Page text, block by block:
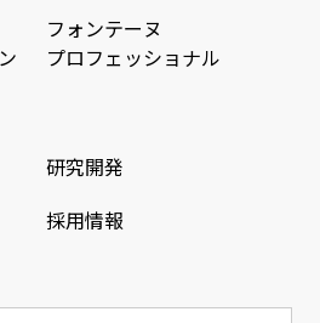
フォンテーヌ
プロフェッショナル
研究開発
採用情報